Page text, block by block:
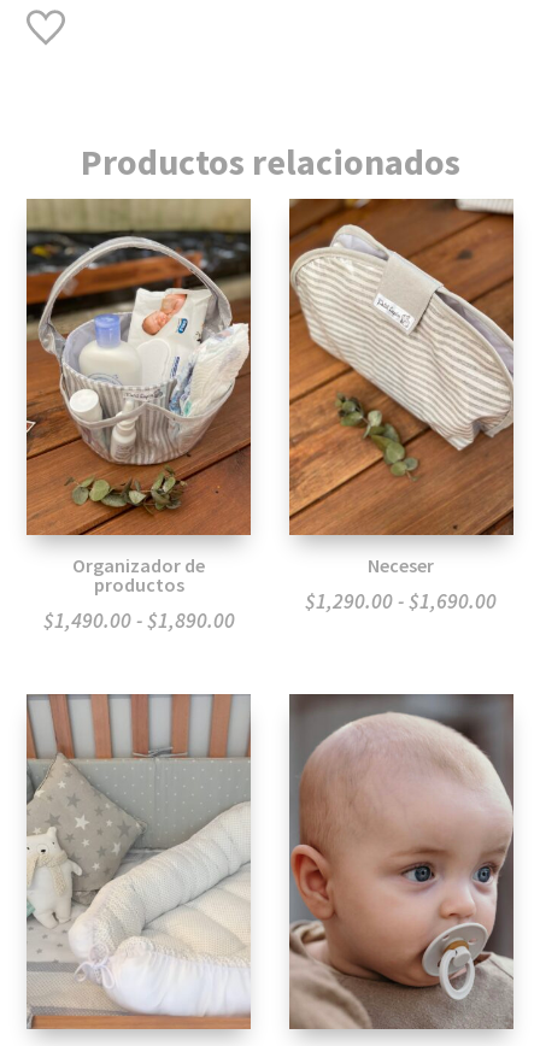
cantidad
Productos relacionados
Organizador de
productos
$1,490.00-$1,890.00Rango
precios:
desde
$1,490.00
hasta
$1,890.00
Neceser
$1,290.00-$1,690.00